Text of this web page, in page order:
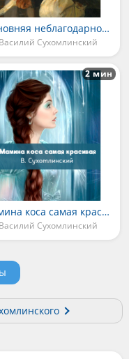
Сыновняя неблагодарность
Василий Сухомлинский
Мамина коса самая красивая
Василий Сухомлинский
2 мин